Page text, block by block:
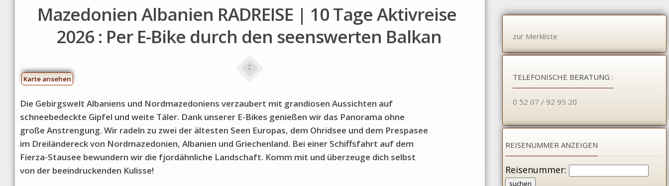
Mittelamerika
Reisen
Südamerika
Reisen
Mazedonien Albanien RADREISE | 10 Tage Aktivreise
2026 : Per E-Bike durch den seenswerten Balkan
Karte ansehen
Die Gebirgswelt Albaniens und Nordmazedoniens verzaubert mit grandiosen Aussichten auf
schneebedeckte Gipfel und weite Täler. Dank unserer E-Bikes genießen wir das Panorama ohne
große Anstrengung. Wir radeln zu zwei der ältesten Seen Europas, dem Ohridsee und dem Prespasee
im Dreiländereck von Nordmazedonien, Albanien und Griechenland. Bei einer Schiffsfahrt auf dem
Fierza-Stausee bewundern wir die fjordähnliche Landschaft. Komm mit und überzeuge dich selbst
von der beeindruckenden Kulisse!
zur Merkliste
TELEFONISCHE BERATUNG :
0 52 07 / 92 95 20
REISENUMMER ANZEIGEN
Reisenummer: